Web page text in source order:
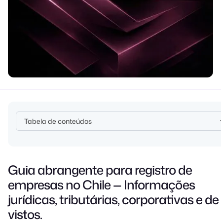
Tabela de conteúdos
Guia abrangente para registro de
empresas no Chile — Informações
jurídicas, tributárias, corporativas e de
vistos.